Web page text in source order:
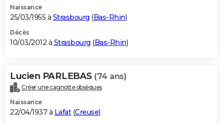
Naissance
25/03/1955 à Strasbourg (Bas-Rhin)
Décès
10/03/2012 à Strasbourg (Bas-Rhin)
Lucien PARLEBAS (74 ans)
Créer une cagnotte obsèques
Naissance
22/04/1937 à Lafat(Creuse)